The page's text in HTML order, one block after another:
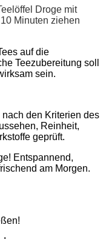
Droge mit
Minuten ziehen
auf die
Teezubereitung soll
sein.
den Kriterien des
Reinheit,
geprüft.
Entspannend,
am Morgen.